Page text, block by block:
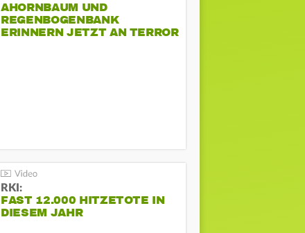
AHORNBAUM UND
REGENBOGENBANK
ERINNERN JETZT AN TERROR
RKI:
FAST 12.000 HITZETOTE IN
DIESEM JAHR